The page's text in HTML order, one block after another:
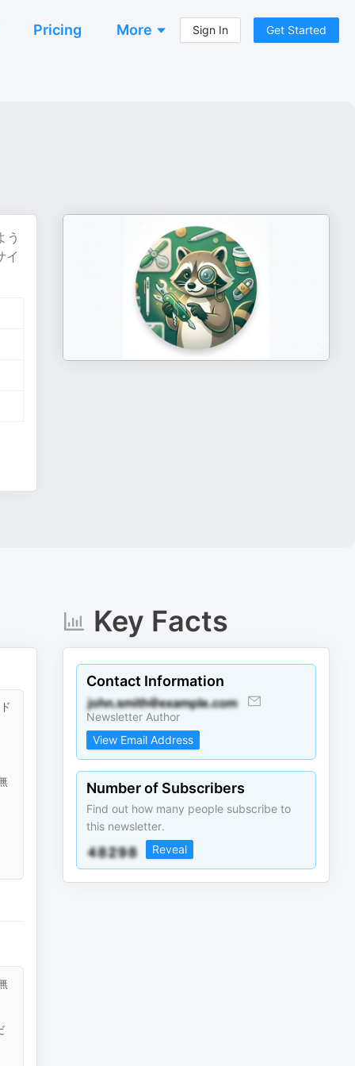
Pricing More Sign In Get Started
う
イ
Key Facts
Contact Information
Newsletter Author
View Email Address
Number of Subscribers
Find out how many people subscribe to
this newsletter.
Reveal